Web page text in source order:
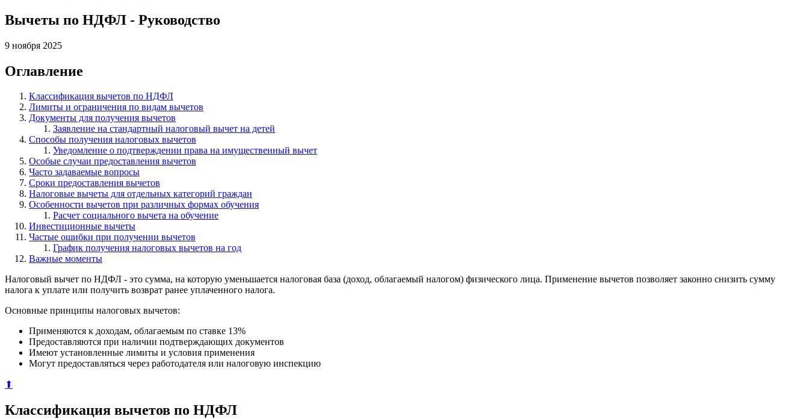
Вычеты по НДФЛ - Руководство
9 ноября 2025
Оглавление
Классификация вычетов по НДФЛ
Лимиты и ограничения по видам вычетов
Документы для получения вычетов
Заявление на стандартный налоговый вычет на детей
Способы получения налоговых вычетов
Уведомление о подтверждении права на имущественный вычет
Особые случаи предоставления вычетов
Часто задаваемые вопросы
Сроки предоставления вычетов
Налоговые вычеты для отдельных категорий граждан
Особенности вычетов при различных формах обучения
Расчет социального вычета на обучение
Инвестиционные вычеты
Частые ошибки при получении вычетов
График получения налоговых вычетов на год
Важные моменты
Налоговый вычет по НДФЛ - это сумма, на которую уменьшается налоговая база (доход, облагаемый налогом) физического лица. Применение вычетов позволяет законно снизить сумму
налога к уплате или получить возврат ранее уплаченного налога.
Основные принципы налоговых вычетов:
Применяются к доходам, облагаемым по ставке 13%
Предоставляются при наличии подтверждающих документов
Имеют установленные лимиты и условия применения
Могут предоставляться через работодателя или налоговую инспекцию
⬆
Классификация вычетов по НДФЛ